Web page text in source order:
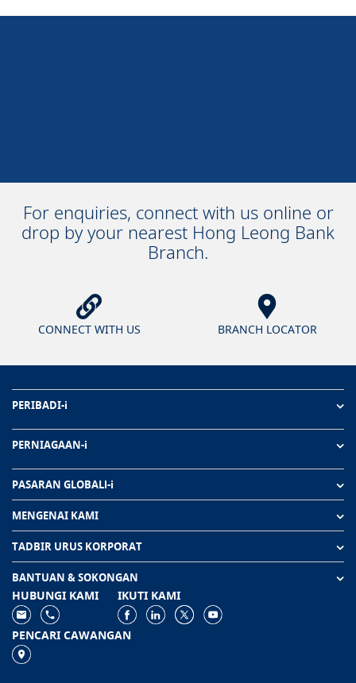
For enquiries, connect with us online or
drop by your nearest Hong Leong Bank
Branch.
CONNECT WITH US BRANCH LOCATOR
PERIBADI-i
PERNIAGAAN-i
PASARAN GLOBALl-i
MENGENAI KAMI
TADBIR URUS KORPORAT
BANTUAN & SOKONGAN
HUBUNGI KAMI IKUTI KAMI
PENCARI CAWANGAN